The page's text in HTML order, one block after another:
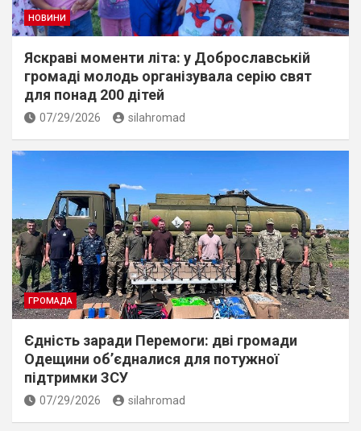
НОВИНИ
Яскраві моменти літа: у Доброславській
громаді молодь організувала серію свят
для понад 200 дітей
07/29/2026 silahromad
ГРОМАДА
Єдність заради Перемоги: дві громади
Одещини об’єдналися для потужної
підтримки ЗСУ
07/29/2026 silahromad